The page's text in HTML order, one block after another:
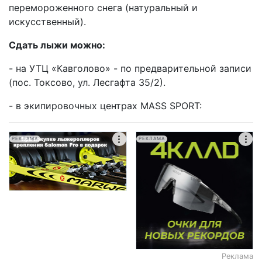
перемороженного снега (натуральный и
искусственный).
Сдать лыжи можно:
- на УТЦ «Кавголово» - по предварительной записи
(пос. Токсово, ул. Лесгафта 35/2).
- в экипировочных центрах MASS SPORT:
РЕКЛАМА РЕКЛАМА
Реклама